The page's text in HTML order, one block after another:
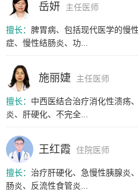
岳妍 主任医师
擅长： 脾胃病、包括现代医学的慢
症、慢性结肠炎、功...
施丽婕 主任医师
擅长： 中西医结合治疗消化性溃疡
炎、肝硬化、不完全...
王红霞 住院医师
擅长： 治疗肝硬化、急慢性胰腺炎
肠炎、反流性食管炎...